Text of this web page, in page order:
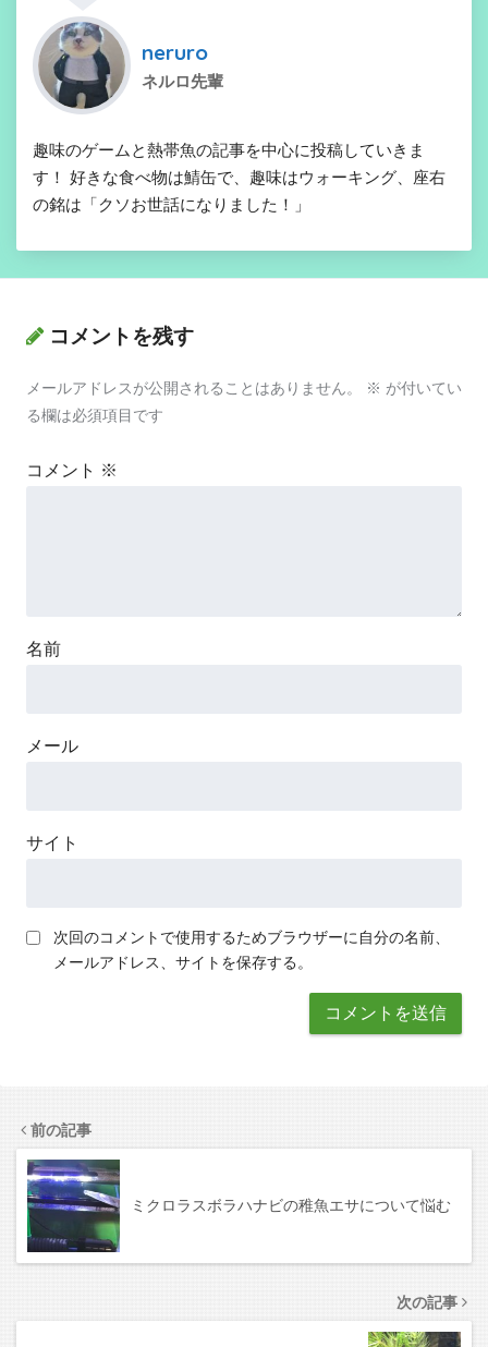
neruro
ネルロ先輩
趣味のゲームと熱帯魚の記事を中心に投稿していきま
す！ 好きな食べ物は鯖缶で、趣味はウォーキング、座右
の銘は「クソお世話になりました！」
コメントを残す
メールアドレスが公開されることはありません。 ※ が付いてい
る欄は必須項目です
コメント ※
名前
メール
サイト
次回のコメントで使用するためブラウザーに自分の名前、
メールアドレス、サイトを保存する。
前の記事
ミクロラスボラハナビの稚魚エサについて悩む
次の記事